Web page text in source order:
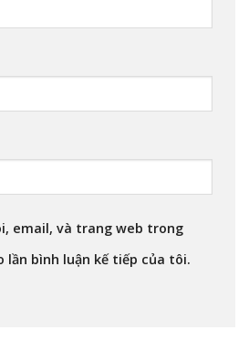
email, và trang web trong
lần bình luận kế tiếp của tôi.